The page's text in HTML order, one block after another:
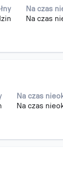
Na czas
Na czas
Na czas
Na czas